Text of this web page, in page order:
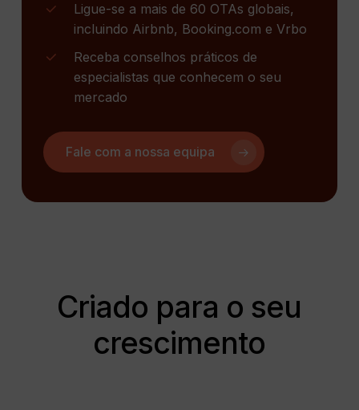
Ligue-se a mais de 60 OTAs globais,
incluindo Airbnb, Booking.com e Vrbo
Receba conselhos práticos de
especialistas que conhecem o seu
mercado
Fale com a nossa equipa
Criado para o seu
crescimento